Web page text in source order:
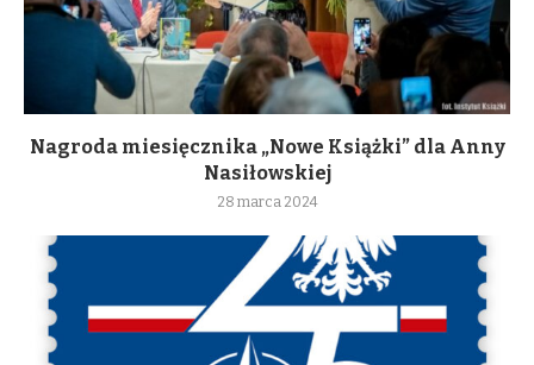
Nagroda miesięcznika „Nowe Książki” dla Anny
Nasiłowskiej
28 marca 2024